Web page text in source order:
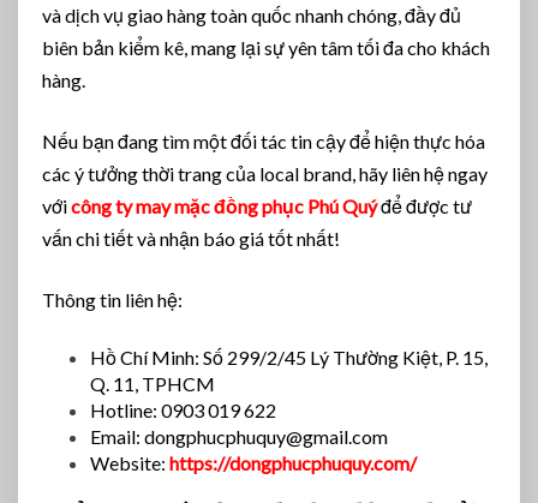
và dịch vụ giao hàng toàn quốc nhanh chóng, đầy đủ
biên bản kiểm kê, mang lại sự yên tâm tối đa cho khách
hàng.
Nếu bạn đang tìm một đối tác tin cậy để hiện thực hóa
các ý tưởng thời trang của local brand, hãy liên hệ ngay
vớicông ty may mặc đồng phục Phú Quýđể được tư
vấn chi tiết và nhận báo giá tốt nhất!
Thông tin liên hệ:
Hồ Chí Minh: Số 299/2/45 Lý Thường Kiệt, P. 15,
Q. 11, TPHCM
Hotline: 0903 019 622
Email: dongphucphuquy@gmail.com
Website: https://dongphucphuquy.com/